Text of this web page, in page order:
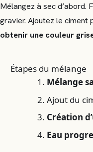
Mélangez à sec d’abord.
gravier. Ajoutez le ciment
obtenir une couleur
Étapes du mélange
Mélange
Ajout du
Création
Eau